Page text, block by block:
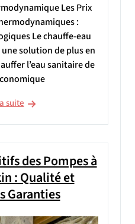
Les Prix
:
Le chauffe-eau
solution de plus en
l’eau sanitaire de
suite
des Pompes à
: Qualité et
Garanties